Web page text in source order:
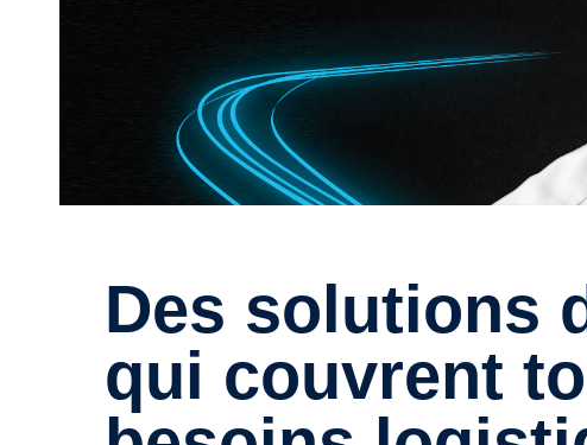
Des solutions de recharge
qui couvrent